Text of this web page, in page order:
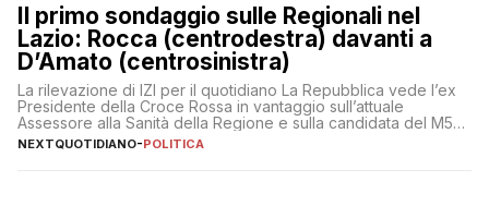
Il primo sondaggio sulle Regionali nel
Lazio: Rocca (centrodestra) davanti a
D’Amato (centrosinistra)
La rilevazione di IZI per il quotidiano La Repubblica vede l’ex
Presidente della Croce Rossa in vantaggio sull’attuale
Assessore alla Sanità della Regione e sulla candidata del M5S
Donatella Bianchi
NEXTQUOTIDIANO-POLITICA